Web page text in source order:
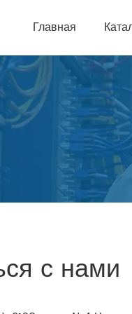
Главная
с нами